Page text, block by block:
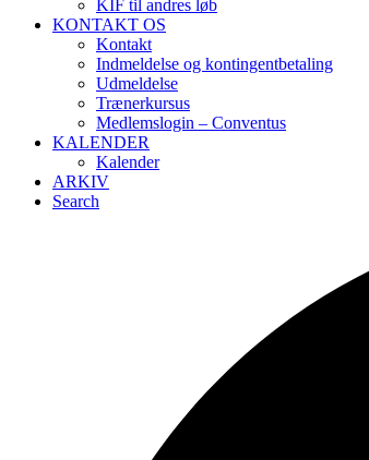
KIF til andres løb
KONTAKT OS
Kontakt
Indmeldelse og kontingentbetaling
Udmeldelse
Trænerkursus
Medlemslogin – Conventus
KALENDER
Kalender
ARKIV
Search